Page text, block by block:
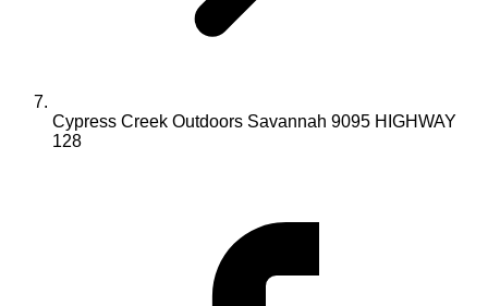
Cypress Creek Outdoors Savannah 9095 HIGHWAY
128